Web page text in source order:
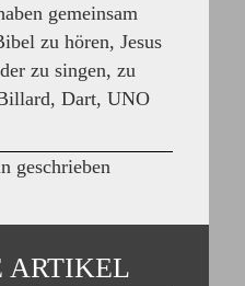
gemeinsam
zu hören, Jesus
zu singen, zu
Dart, UNO
geschrieben
ARTIKEL